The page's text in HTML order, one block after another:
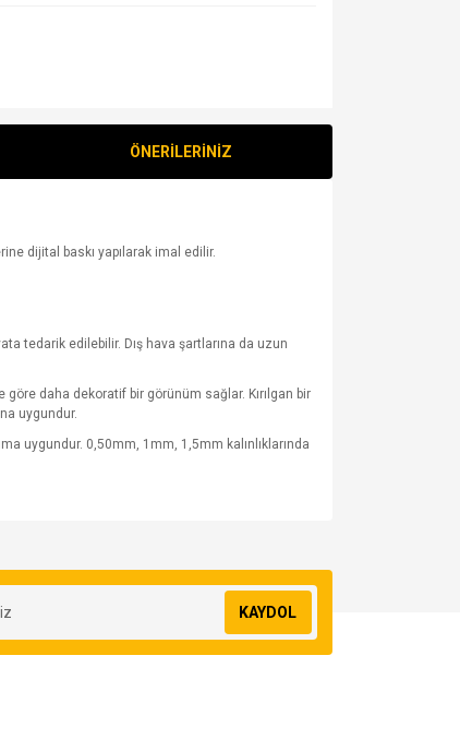
ÖNERİLERİNİZ
dijital baskı yapılarak imal edilir.
tedarik edilebilir. Dış hava şartlarına da uzun
göre daha dekoratif bir görünüm sağlar. Kırılgan bir
uygundur.
uygundur. 0,50mm, 1mm, 1,5mm kalınlıklarında
KAYDOL